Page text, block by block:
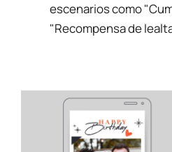
escenarios como
"Recompensa de